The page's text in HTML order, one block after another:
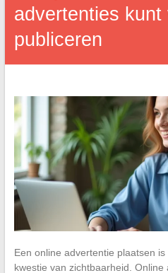
advertenties kunt
publiceren
Een online advertentie plaatsen
kwestie van zichtbaarheid.